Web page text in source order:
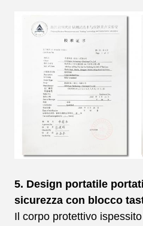
5. Design portatile
sicurezza con blocco
Il corpo protettivo